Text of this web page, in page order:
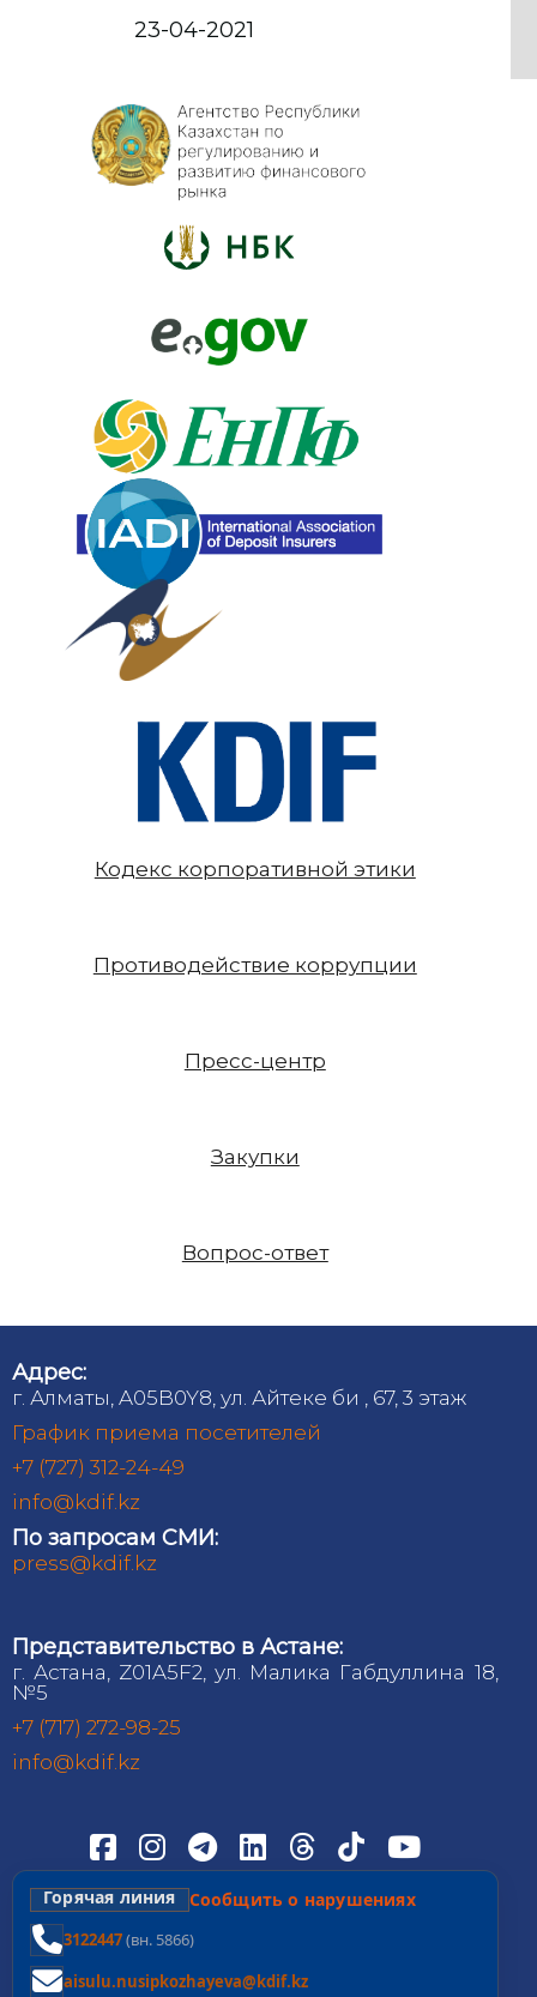
23-04-2021
Кодекс корпоративной этики
Противодействие коррупции
Пресс-центр
Закупки
Вопрос-ответ
Адрес:
г. Алматы, A05B0Y8, ул. Айтеке би , 67, 3 этаж
График приема посетителей
+7 (727) 312-24-49
info@kdif.kz
По запросам СМИ:
press@kdif.kz
Представительство в Астане:
г. Астана, Z01A5F2, ул. Малика Габдуллина 18,
№5
+7 (717) 272-98-25
info@kdif.kz
Горячая линия Сообщить о нарушениях
3122447(вн. 5866)
aisulu.nusipkozhayeva@kdif.kz